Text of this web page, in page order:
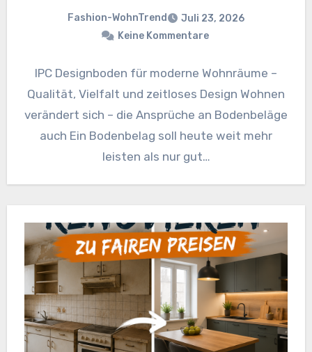
Fashion-WohnTrend
Juli 23, 2026
Keine Kommentare
IPC Designboden für moderne Wohnräume –
Qualität, Vielfalt und zeitloses Design Wohnen
verändert sich – die Ansprüche an Bodenbeläge
auch Ein Bodenbelag soll heute weit mehr
leisten als nur gut…